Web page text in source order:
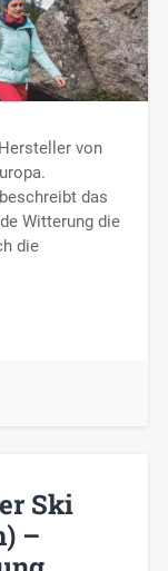
von
das
Witterung die
die
Ski
–